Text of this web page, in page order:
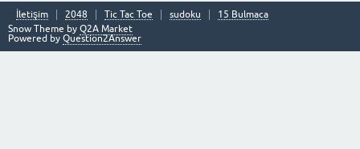
İletişim 2048 Tic Tac Toe sudoku
15 Bulmaca
Snow Theme by Q2A Market
Powered by Question2Answer